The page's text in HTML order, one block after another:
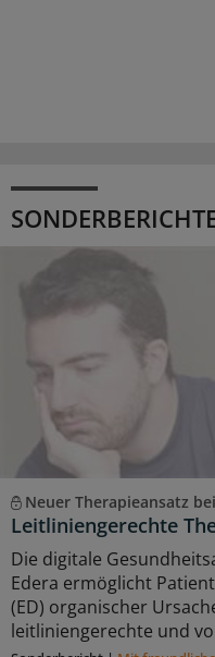
Neuer Therapieansatz
Leitliniengerechte
Die digitale
Edera ermöglicht
(ED) organischer
leitliniengerechte und